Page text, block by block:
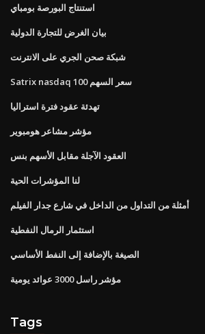
استنتاج البورصة بومباي
بيان الغرض للتجارة الدولية
شبكة صحن الجري على الانترنت
Satrix nasdaq 100 سعر السهم
تهدئة عقود فترة استراليا
مؤشر مشاعر هومبوير
العقود الآجلة مقابل الأسهم بنس
لنا المؤشرات الحية
أمثلة من التداول من الداخل في شارع جدار الفيلم
استثمار الرمال النفطية
الصيغة بالإضافة إلى النفط الأساسي
مؤشر راسل 3000 عوائد يومية
Tags